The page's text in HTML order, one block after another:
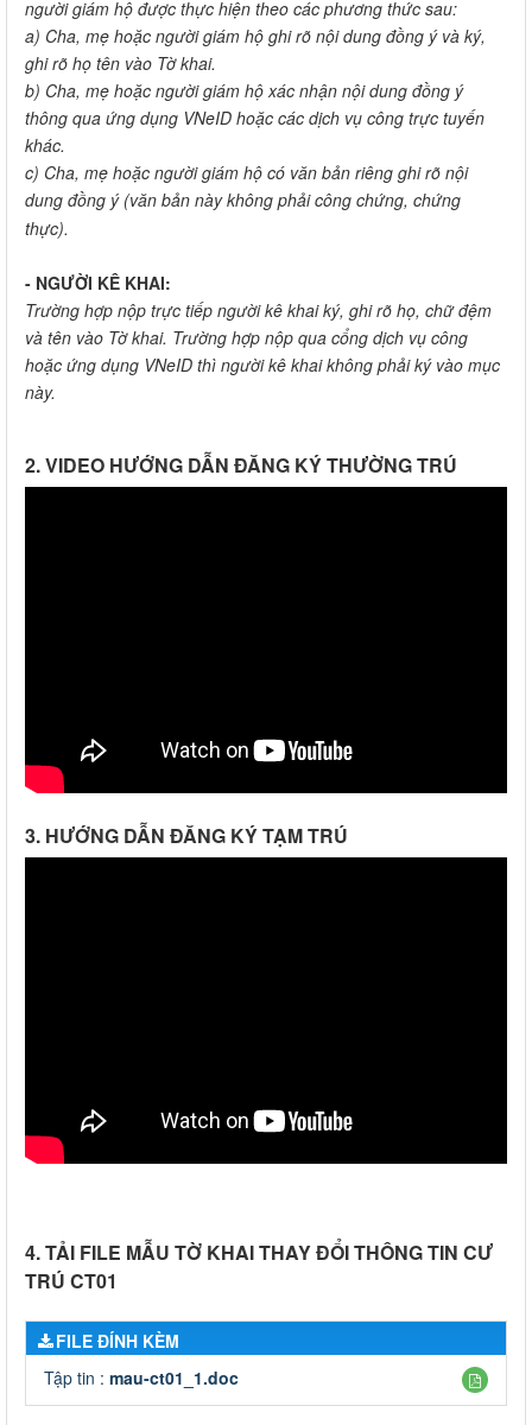
người giám hộ được thực hiện theo các phương thức sau:
a) Cha, mẹ hoặc người giám hộ ghi rõ nội dung đồng ý và ký,
ghi rõ họ tên vào Tờ khai.
b) Cha, mẹ hoặc người giám hộ xác nhận nội dung đồng ý
thông qua ứng dụng VNeID hoặc các dịch vụ công trực tuyến
khác.
c) Cha, mẹ hoặc người giám hộ có văn bản riêng ghi rõ nội
dung đồng ý (văn bản này không phải công chứng, chứng
thực).
- NGƯỜI KÊ KHAI:
Trường hợp nộp trực tiếp người kê khai ký, ghi rõ họ, chữ đệm
và tên vào Tờ khai. Trường hợp nộp qua cổng dịch vụ công
hoặc ứng dụng VNeID thì người kê khai không phải ký vào mục
này.
2. VIDEO HƯỚNG DẪN ĐĂNG KÝ THƯỜNG TRÚ
3. HƯỚNG DẪN ĐĂNG KÝ TẠM TRÚ
4. TẢI FILE MẪU TỜ KHAI THAY ĐỔI THÔNG TIN CƯ
TRÚ CT01
FILE ĐÍNH KÈM
Tập tin : mau-ct01_1.doc